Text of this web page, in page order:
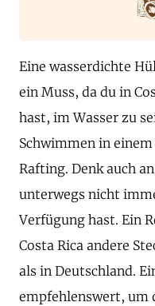
Eine wasserdichte
ein Muss, da du in
hast, im Wasser zu
Schwimmen in
Rafting. Denk auch
unterwegs nicht
Verfügung hast. Ein
Costa Rica andere
als in Deutschland.
empfehlenswert, um